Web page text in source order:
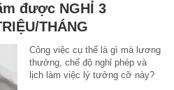
được NGHỈ 3
THÁNG
Công việc cụ thể là gì mà lương
thưởng, chế độ nghỉ phép và
lịch làm việc lý tưởng cỡ này?